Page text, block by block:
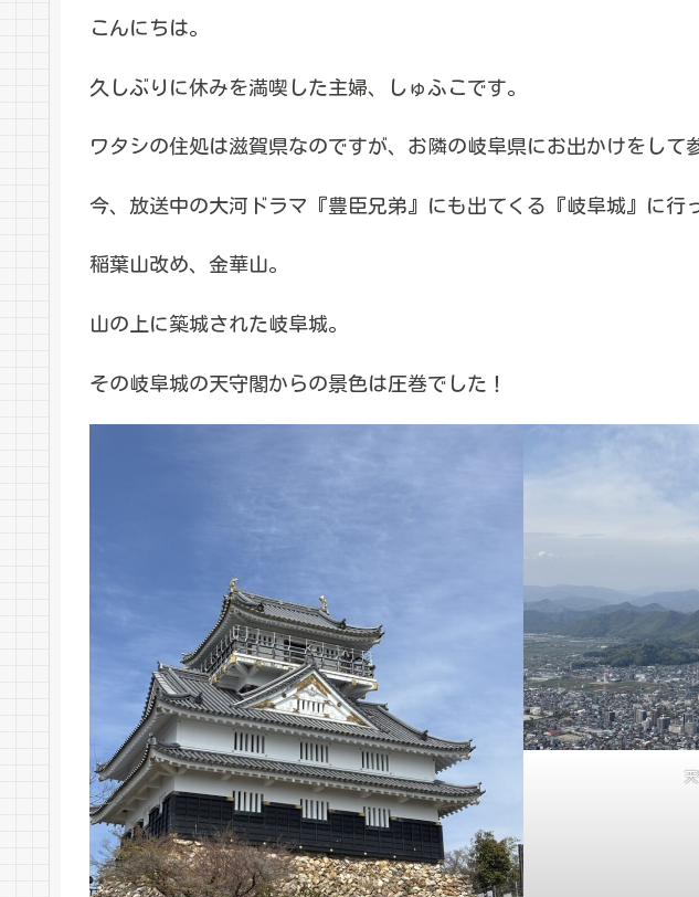
こんにちは。
久しぶりに休みを満喫した主婦、しゅふこです。
ワタシの住処は滋賀県なのですが、お隣の岐阜県にお出かけをして
今、放送中の大河ドラマ『豊臣兄弟』にも出てくる『岐阜城』に行
稲葉山改め、金華山。
山の上に築城された岐阜城。
その岐阜城の天守閣からの景色は圧巻でした！